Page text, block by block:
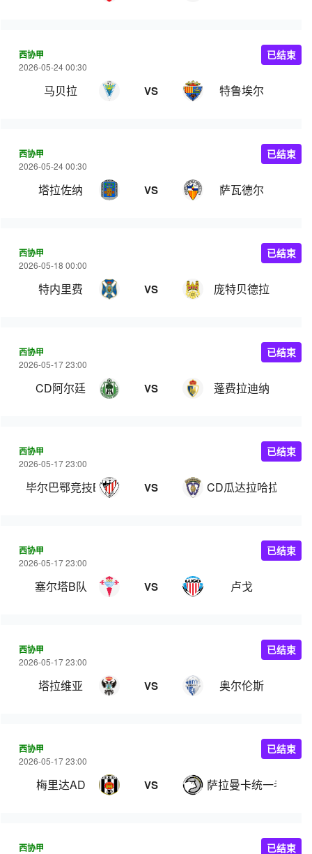
西协甲
2026-05-24 00:30
马贝拉 VS 特鲁埃尔
已结束
西协甲
2026-05-24 00:30
塔拉佐纳 VS 萨瓦德尔
已结束
西协甲
2026-05-18 00:00
特内里费 VS 庞特贝德拉
已结束
西协甲
2026-05-17 23:00
CD阿尔廷 VS 蓬费拉迪纳
已结束
西协甲
2026-05-17 23:00
毕尔巴鄂竞技B队 VS CD瓜达拉哈拉
已结束
西协甲
2026-05-17 23:00
塞尔塔B队 VS 卢戈
已结束
西协甲
2026-05-17 23:00
塔拉维亚 VS 奥尔伦斯
已结束
西协甲
2026-05-17 23:00
梅里达AD VS 萨拉曼卡统一者
已结束
西协甲 已结束